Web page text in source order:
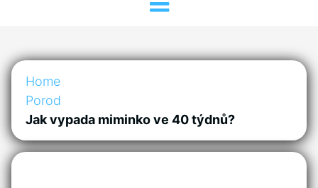
Home
Porod
Jak vypada miminko ve 40 týdnů?